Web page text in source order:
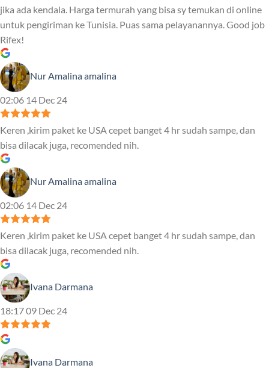
jika ada kendala. Harga termurah yang bisa sy temukan di online
untuk pengiriman ke Tunisia. Puas sama pelayanannya. Good job
Rifex!
Nur Amalina amalina
02:06 14 Dec 24
Keren ,kirim paket ke USA cepet banget 4 hr sudah sampe, dan
bisa dilacak juga, recomended nih.
Nur Amalina amalina
02:06 14 Dec 24
Keren ,kirim paket ke USA cepet banget 4 hr sudah sampe, dan
bisa dilacak juga, recomended nih.
Ivana Darmana
18:17 09 Dec 24
Ivana Darmana